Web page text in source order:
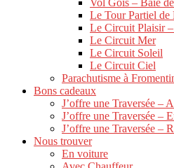
Vol Gois – Baie
Le Tour Partiel
Le Circuit Plaisir
Le Circuit Mer
Le Circuit Soleil
Le Circuit Ciel
Parachutisme à
Bons cadeaux
J’offre une Traversée –
J’offre une Traversée –
J’offre une Traversée –
Nous trouver
En voiture